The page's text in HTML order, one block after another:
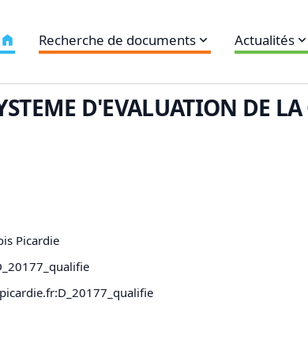
Recherche de documents Actualités
D'EVALUATION DE
Picardie